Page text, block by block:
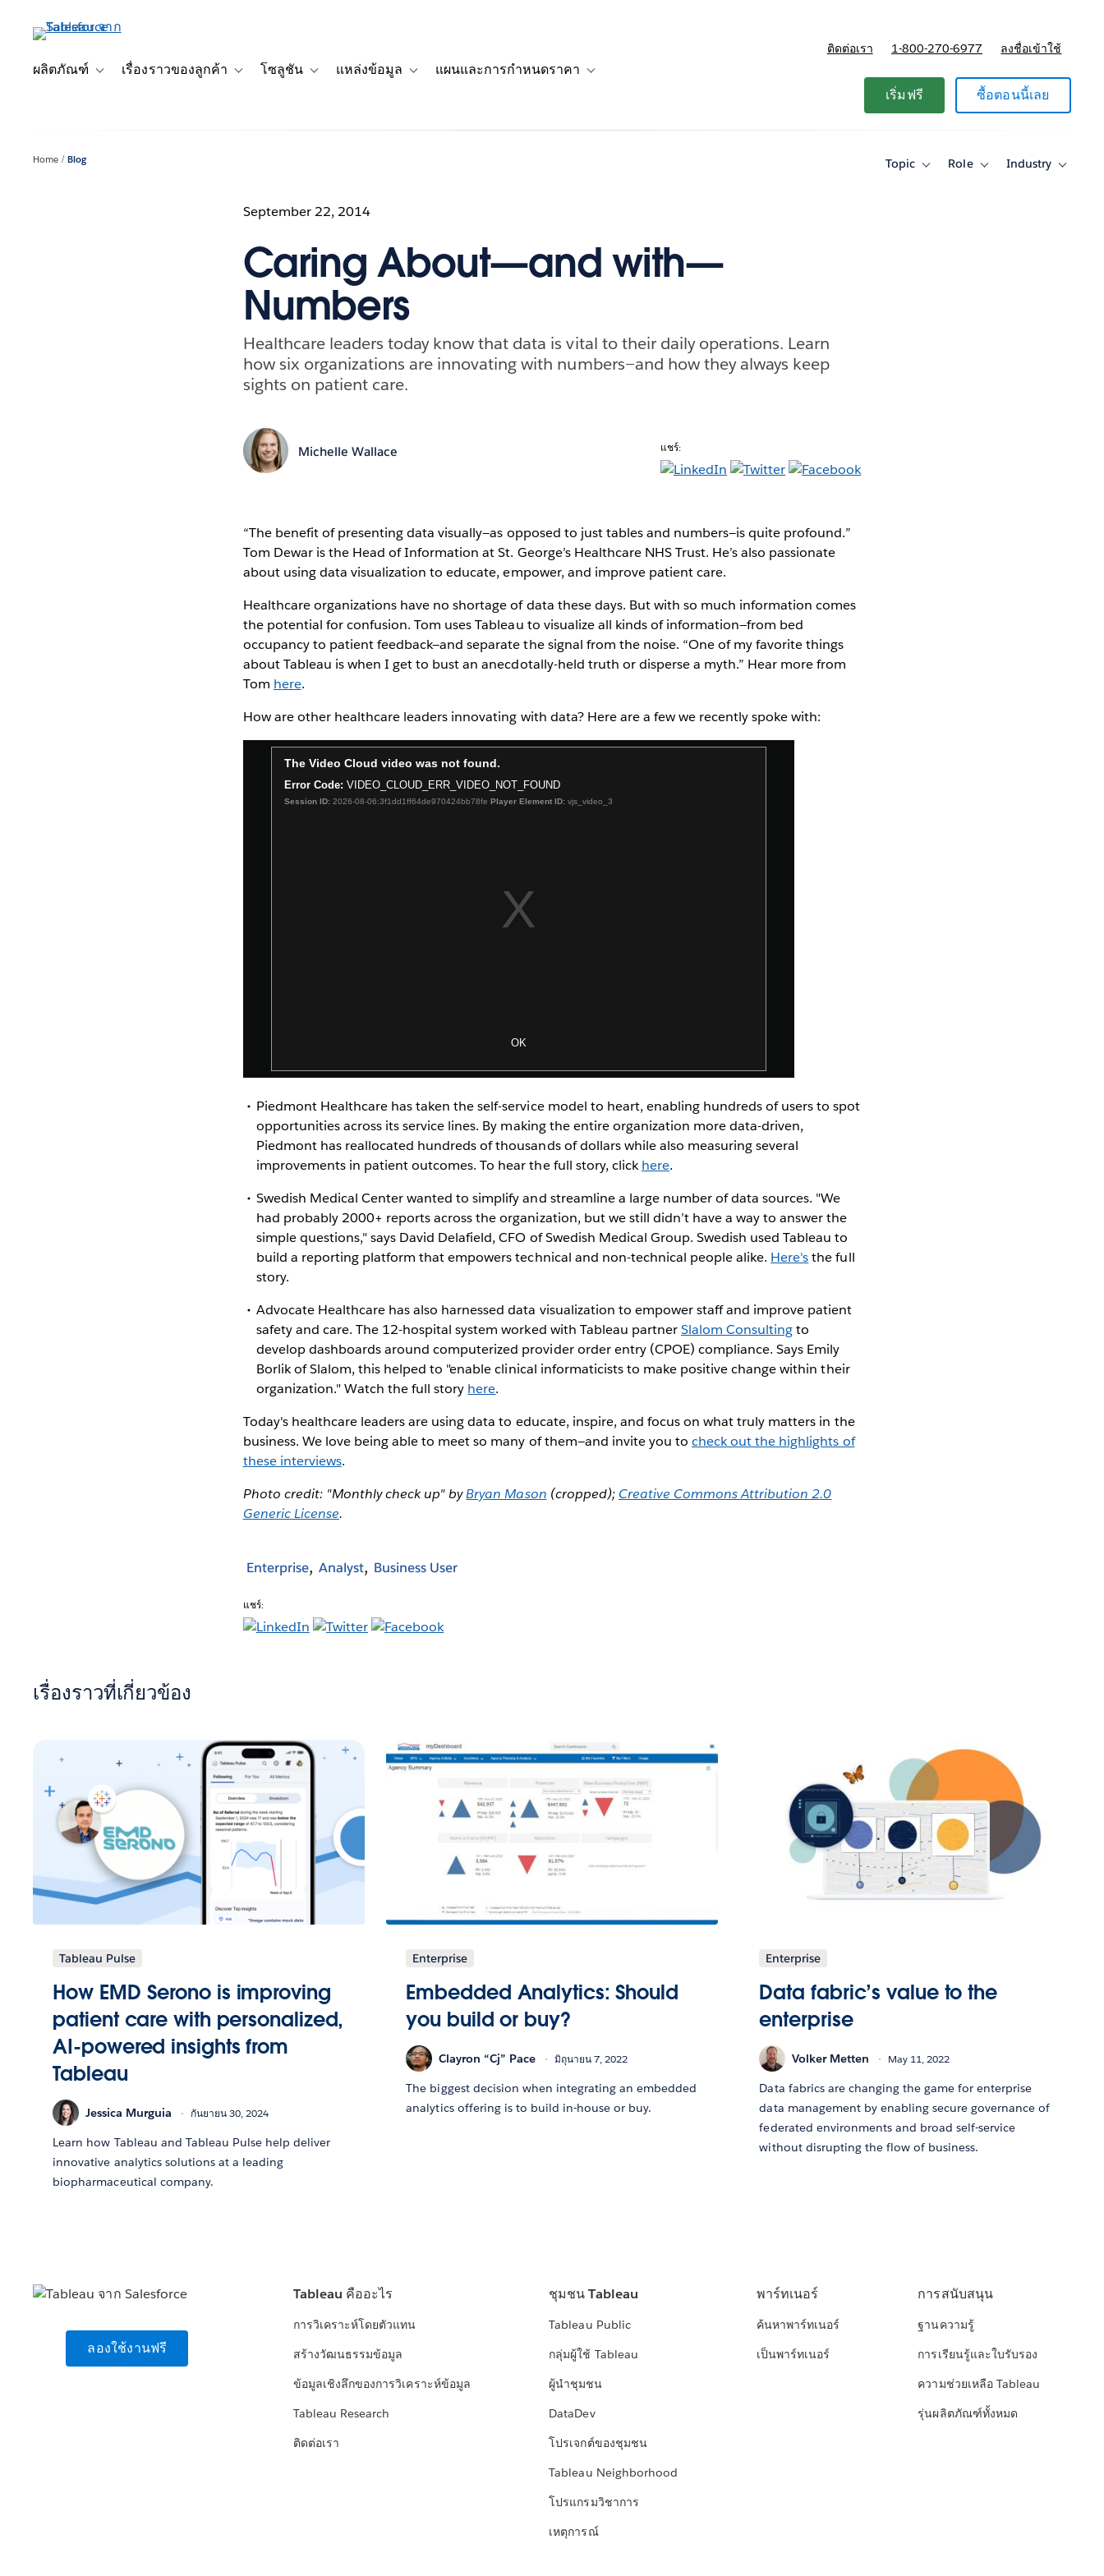
เนื้อหาผลิตภัณฑ์
Toggle sub-navigation for ผลิตภัณฑ์
เรื่องราวของลูกค้า
Toggle sub-navigation for เรื่องราวของลูกค้า
โซลูชัน
Toggle sub-navigation for โซลูชัน
แหล่งข้อมูล แผนและการกำหนดราคา
ติดต่อเรา 1-800-270-6977 ลงชื่อเข้าใช้
เริ่มฟรี ซื้อตอนนี้เลย
Home Blog Topic
ToggleRole
ToggleIndustry
Toggle
September 22, 2014
Caring About—and with—
Numbers
Healthcare leaders today know that data is vital to their daily operations. Learn
how six organizations are innovating with numbers—and how they always keep
sights on patient care.
Michelle Wallace แชร์:
“The benefit of presenting data visually—as opposed to just tables and numbers—is quite profound.”
Tom Dewar is the Head of Information at St. George’s Healthcare NHS Trust. He’s also passionate
about using data visualization to educate, empower, and improve patient care.
Healthcare organizations have no shortage of data these days. But with so much information comes
the potential for confusion. Tom uses Tableau to visualize all kinds of information—from bed
occupancy to patient feedback—and separate the signal from the noise. “One of my favorite things
about Tableau is when I get to bust an anecdotally-held truth or disperse a myth.” Hear more from
Tom here.
How are other healthcare leaders innovating with data? Here are a few we recently spoke with:
Piedmont Healthcare has taken the self-service model to heart, enabling hundreds of users to spot
opportunities across its service lines. By making the entire organization more data-driven,
Piedmont has reallocated hundreds of thousands of dollars while also measuring several
improvements in patient outcomes. To hear the full story, clickhere.
Swedish Medical Center wanted to simplify and streamline a large number of data sources. "We
had probably 2000+ reports across the organization, but we still didn’t have a way to answer the
simple questions," says David Delafield, CFO of Swedish Medical Group. Swedish used Tableau to
build a reporting platform that empowers technical and non-technical people alike. Here'sthe full
story.
Advocate Healthcare has also harnessed data visualization to empower staff and improve patient
safety and care. The 12-hospital system worked with Tableau partnerSlalom Consultingto
develop dashboards around computerized provider order entry (CPOE) compliance. Says Emily
Borlik of Slalom, this helped to "enable clinical informaticists to make positive change within their
organization." Watch the full story here.
Today's healthcare leaders are using data to educate, inspire, and focus on what truly matters in the
business. We love being able to meet so many of them—and invite you tocheck out the highlights of
these interviews.
Photo credit: "Monthly check up" byBryan Mason (cropped); Creative Commons Attribution 2.0
Generic License.
Enterprise Analyst Business User
แชร์:
เรื่องราวที่เกี่ยวข้อง
Tableau Pulse
How EMD Serono is improving
patient care with personalized,
AI-powered insights from
Tableau
Jessica Murguia กันยายน 30, 2024
Learn how Tableau and Tableau Pulse help deliver
innovative analytics solutions at a leading
biopharmaceutical company.
Enterprise
Embedded Analytics: Should
you build or buy?
Clayron “Cj” Pace มิถุนายน 7, 2022
The biggest decision when integrating an embedded
analytics offering is to build in-house or buy.
Enterprise
Data fabric’s value to the
enterprise
Volker Metten May 11, 2022
Data fabrics are changing the game for enterprise
data management by enabling secure governance of
federated environments and broad self-service
without disrupting the flow of business.
ลองใช้งานฟรี
Tableau คืออะไร
การวิเคราะห์โดยตัวแทน
สร้างวัฒนธรรมข้อมูล
ข้อมูลเชิงลึกของการวิเคราะห์ข้อมูล
Tableau Research
ติดต่อเรา
ชุมชน Tableau
Tableau Public
กลุ่มผู้ใช้ Tableau
ผู้นำชุมชน
DataDev
โปรเจกต์ของชุมชน
Tableau Neighborhood
โปรแกรมวิชาการ
เหตุการณ์
พาร์ทเนอร์
ค้นหาพาร์ทเนอร์
เป็นพาร์ทเนอร์
การสนับสนุน
ฐานความรู้
การเรียนรู้และใบรับรอง
ความช่วยเหลือ Tableau
รุ่นผลิตภัณฑ์ทั้งหมด